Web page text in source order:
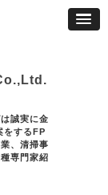
誠実に金
をするFP
、清掃事
専門家紹